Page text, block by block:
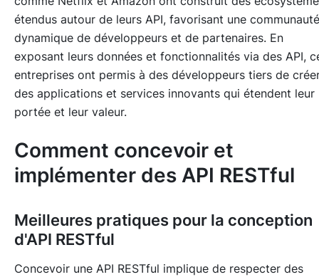
étendus autour de leurs API, favorisant une communauté
dynamique de développeurs et de partenaires. En
exposant leurs données et fonctionnalités via des API,
entreprises ont permis à des développeurs tiers de
des applications et services innovants qui étendent leur
portée et leur valeur.
Comment concevoir et
implémenter des API RESTful
Meilleures pratiques pour la conception
d'API RESTful
Concevoir une API RESTful implique de respecter des